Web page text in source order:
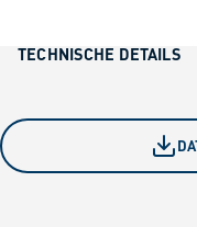
TECHNISCHE DETAILS